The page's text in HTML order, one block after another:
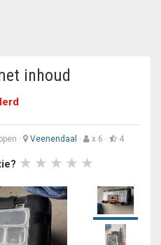
inhoud
· Veenendaal · x 6 · 4